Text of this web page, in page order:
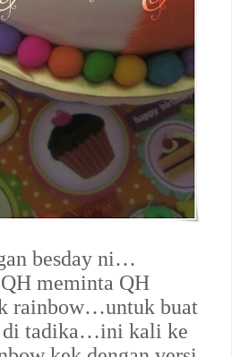
besday ni…
meminta QH
rainbow…untuk buat
di tadika…ini kali ke